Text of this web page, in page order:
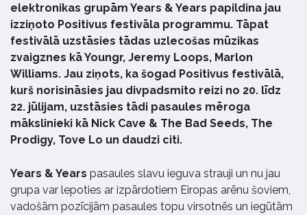
elektronikas grupām Years & Years papildina jau
izziņoto Positivus festivāla programmu. Tāpat
festivālā uzstāsies tādas uzlecošas mūzikas
zvaigznes kā Youngr, Jeremy Loops, Marlon
Williams. Jau ziņots, ka šogad Positivus festivālā,
kurš norisināsies jau divpadsmito reizi no 20. līdz
22. jūlijam, uzstāsies tādi pasaules mēroga
mākslinieki kā Nick Cave & The Bad Seeds, The
Prodigy, Tove Lo un daudzi citi.
Years & Years pasaules slavu ieguva strauji un nu jau
grupa var lepoties ar izpārdotiem Eiropas arēnu šoviem,
vadošām pozīcijām pasaules topu virsotnēs un iegūtām